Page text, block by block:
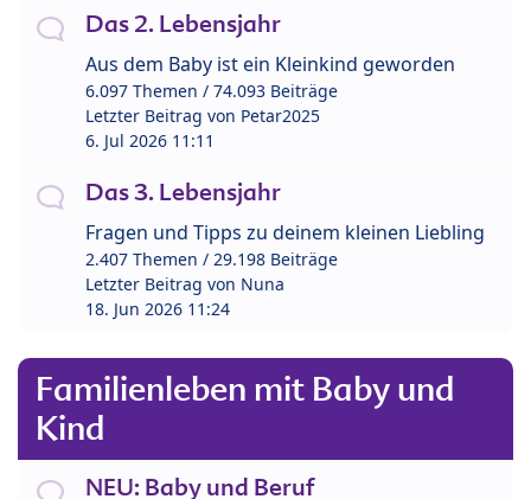
Das 2. Lebensjahr
Aus dem Baby ist ein Kleinkind geworden
6.097 Themen / 74.093 Beiträge
Letzter Beitrag von Petar2025
6. Jul 2026 11:11
Das 3. Lebensjahr
Fragen und Tipps zu deinem kleinen Liebling
2.407 Themen / 29.198 Beiträge
Letzter Beitrag von Nuna
18. Jun 2026 11:24
Familienleben mit Baby und
Kind
NEU: Baby und Beruf